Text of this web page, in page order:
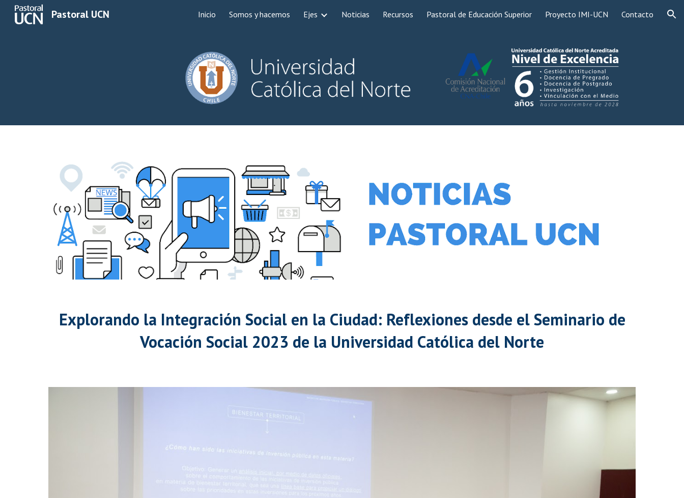
Skip to main content Skip to navigation
Pastoral UCN Inicio Somos y hacemos Ejes Noticias Recursos Pastoral de Educación Superior Proyecto IMI-UCN Contacto
Explorando la Integración Social en la Ciudad: Reflexiones desde el Seminario de
Vocación Social 2023 de la Universidad Católica del Norte